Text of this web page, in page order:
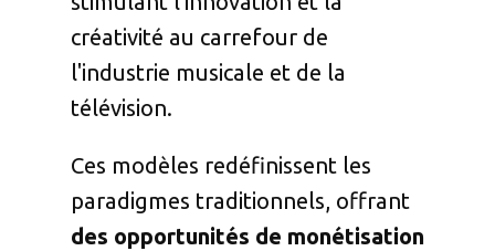
créativité au carrefour de
l'industrie musicale et de la
télévision.
Ces modèles redéfinissent les
paradigmes traditionnels, offrant
des opportunités de monétisation